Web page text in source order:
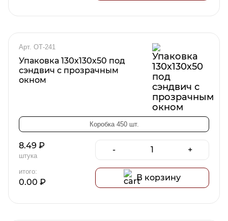
Арт. ОТ-241
Упаковка 130х130х50 под
сэндвич с прозрачным
окном
Коробка 450 шт.
8.49 ₽
штука
- +
итого:
0.00 ₽ В корзину